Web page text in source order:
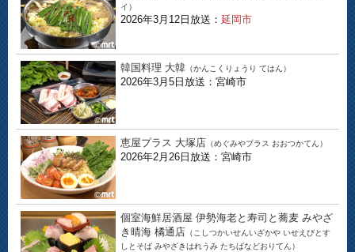
イ）
2026年3月12日放送： 延岡市
韓国料理 大韓 （かんこくりょうり てはん）
2026年3月5日放送：宮崎市
恵屋プラス 大塚店 （めぐみやプラス おおつかてん）
2026年2月26日放送：宮崎市
個室海鮮居酒屋 伊勢海老と寿司と蕎麦 みやざ
き晴海 橘通店 （こしつかいせんいざかや いせえびとす
しとそば みやざきはれうみ たちばなどおりてん）